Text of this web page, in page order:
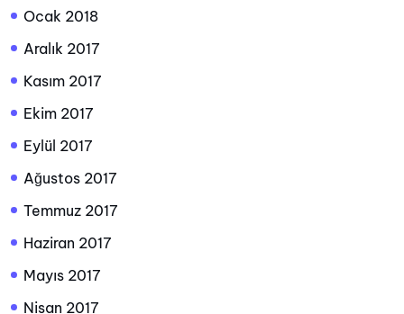
Ocak 2018
Aralık 2017
Kasım 2017
Ekim 2017
Eylül 2017
Ağustos 2017
Temmuz 2017
Haziran 2017
Mayıs 2017
Nisan 2017